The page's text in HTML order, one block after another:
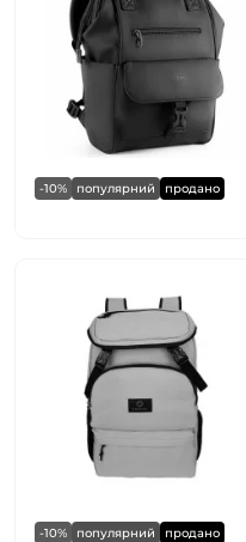
-10% популярний продано
-10% популярний продано